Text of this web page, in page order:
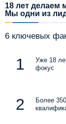
18 лет делаем
Мы одни из
6 ключевых
Уже 18
фокус
Более